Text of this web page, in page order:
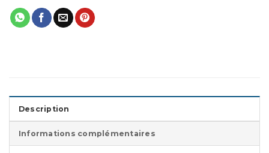
Description
Informations complémentaires